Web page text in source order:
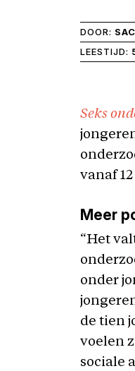
DOOR:
LEESTIJD:
Seks
vanaf
Meer
“Het
onder
de tien
voelen
sociale